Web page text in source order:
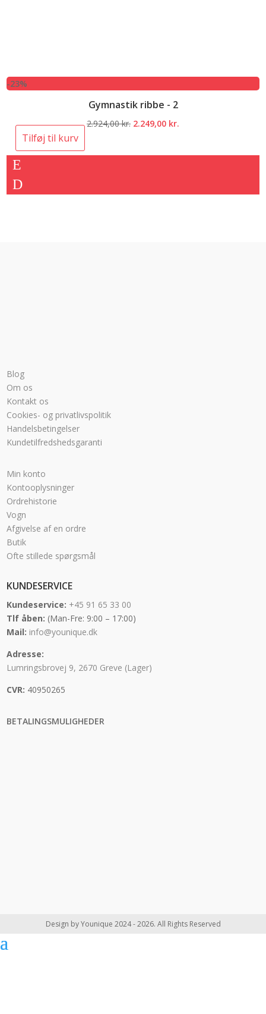
-23%
Gymnastik ribbe - 2
2.924,00kr. Den
2.249,00 kr.
Tilføj til kurv
Blog
Om os
Kontakt os
Cookies- og privatlivspolitik
Handelsbetingelser
Kundetilfredshedsgaranti
Min konto
Kontooplysninger
Ordrehistorie
Vogn
Afgivelse af en ordre
Butik
Ofte stillede spørgsmål
KUNDESERVICE
Kundeservice: +45 91 65 33 00
Tlf åben: (Man-Fre: 9:00 – 17:00)
Mail: info@younique.dk
Adresse:
Lumringsbrovej 9, 2670 Greve (Lager)
CVR: 40950265
BETALINGSMULIGHEDER
Design by Younique 2024 - 2026. All Rights Reserved